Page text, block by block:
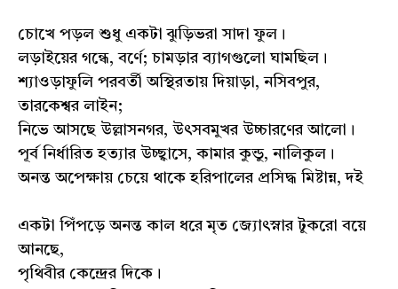
চোখে পড়ল শুধু একটা ঝুড়িভরা সাদা ফুল।
লড়াইয়ের গন্ধে, বর্ণে; চামড়ার ব্যাগগুলো ঘামছিল।
শ্যাওড়াফুলি পরবর্তী অস্থিরতায় দিয়াড়া, নসিবপুর,
তারকেশ্বর লাইন;
নিভে আসছে উল্লাসনগর, উৎসবমুখর উচ্চারণের আলো।
পূর্ব নির্ধারিত হত্যার উচ্ছ্বাসে, কামার কুন্ডু, নালিকুল।
অনন্ত অপেক্ষায় চেয়ে থাকে হরিপালের প্রসিদ্ধ মিষ্টান্ন, দই
একটা পিঁপড়ে অনন্ত কাল ধরে মৃত জ্যোৎস্নার টুকরো বয়ে
আনছে,
পৃথিবীর কেন্দ্রের দিকে।